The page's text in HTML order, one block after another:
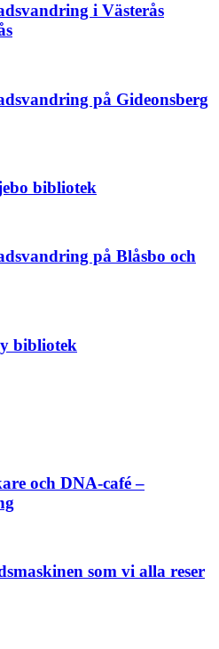
i Västerås
på Gideonsberg
bibliotek
på Blåsbo och
bibliotek
och DNA-café –
som vi alla reser